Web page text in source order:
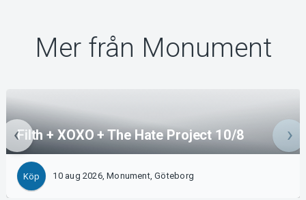
Mer från Monument
Filth + XOXO + The Hate Project 10/8
Köp 10 aug 2026, Monument, Göteborg